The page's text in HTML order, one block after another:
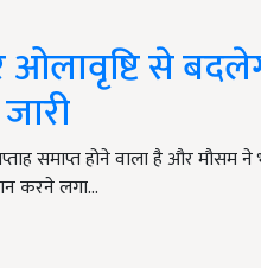
से
समाप्त होने वाला है और मौसम
करने लगा…